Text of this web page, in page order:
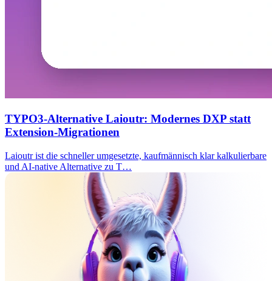
TYPO3-Alternative Laioutr: Modernes DXP statt
Extension-Migrationen
Laioutr ist die schneller umgesetzte, kaufmännisch klar kalkulierbare
und AI-native Alternative zu T…